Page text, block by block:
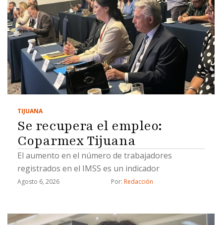
TIJUANA
Se recupera el empleo:
Coparmex Tijuana
El aumento en el número de trabajadores
registrados en el IMSS es un indicador
Agosto 6, 2026 Por: Redacción